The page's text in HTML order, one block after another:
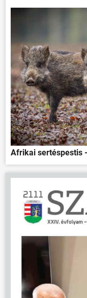
Afrikai sertéspestis